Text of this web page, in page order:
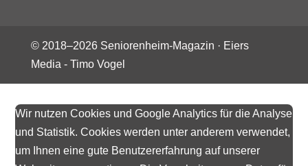
© 2018–2026Seniorenheim-Magazin · Eiers
Media - Timo Vogel
Wir nutzen Cookies und Google Analytics für die Analyse
und Statistik. Cookies werden unter anderem verwendet,
um Ihnen eine gute Benutzererfahrung auf unserer